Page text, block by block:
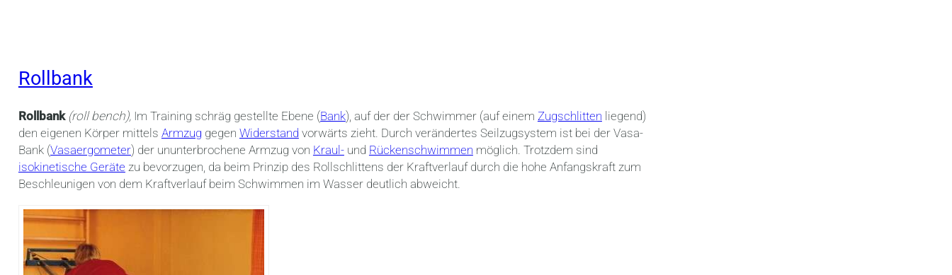
Rollbank
Rollbank (roll bench), Im Training schräg gestellte Ebene (Bank), auf der der Schwimmer (auf einem Zugschlitten liegend)
den eigenen Körper mittels Armzug gegen Widerstand vorwärts zieht. Durch verändertes Seilzugsystem ist bei der Vasa-
Bank (Vasaergometer) der ununterbrochene Armzug von Kraul-und Rückenschwimmen möglich. Trotzdem sind
isokinetische Geräte zu bevorzugen, da beim Prinzip des Rollschlittens der Kraftverlauf durch die hohe Anfangskraft zum
Beschleunigen von dem Kraftverlauf beim Schwimmen im Wasser deutlich abweicht.